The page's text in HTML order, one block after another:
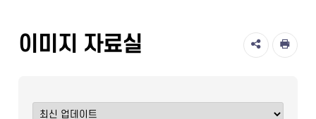
이미지 자료실